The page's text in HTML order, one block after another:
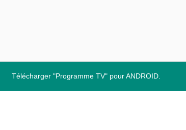
Télécharger "Programme TV" pour ANDROID.